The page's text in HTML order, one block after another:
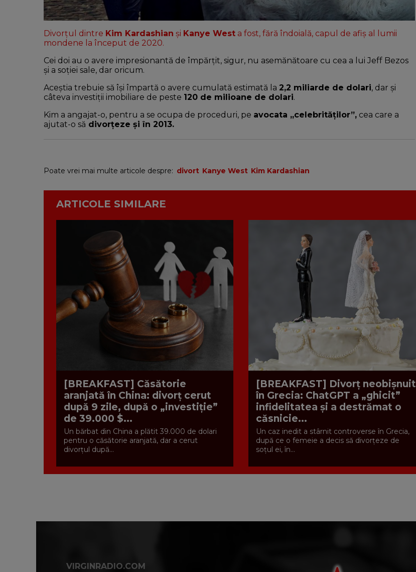
Divorțul dintre Kim Kardashian și Kanye West a fost, fără îndoială, capul de afiș al lumii
mondene la început de 2020.
Cei doi au o avere impresionantă de împărțit, sigur, nu asemănătoare cu cea a lui Jeff Bezos
și a soției sale, dar oricum.
Aceștia trebuie să își împartă o avere cumulată estimată la 2,2 miliarde de dolari, dar și
câteva investiții imobiliare de peste 120 de milioane de dolari.
Kim a angajat-o, pentru a se ocupa de proceduri, pe avocata „celebrităților”, cea care a
ajutat-o să divorțeze și în 2013.
Poate vrei mai multe articole despre: divort Kanye West Kim Kardashian
ARTICOLE SIMILARE
[BREAKFAST] Căsătorie
aranjată în China: divorț cerut
după 9 zile, după o „investiție”
de 39.000 $...
Un bărbat din China a plătit 39.000 de dolari
pentru o căsătorie aranjată, dar a cerut
divorțul după...
[BREAKFAST] Divorț neobișnuit
în Grecia: ChatGPT a „ghicit”
infidelitatea și a destrămat o
căsnicie...
Un caz inedit a stârnit controverse în Grecia,
după ce o femeie a decis să divorțeze de
soțul ei, în...
VIRGINRADIO.COM